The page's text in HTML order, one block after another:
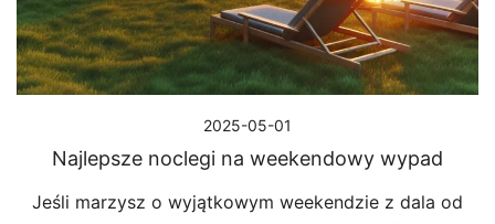
2025-05-01
Najlepsze noclegi na weekendowy wypad
Jeśli marzysz o wyjątkowym weekendzie z dala od